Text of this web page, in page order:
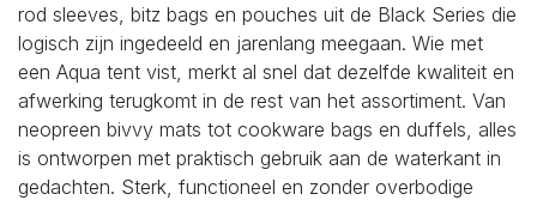
rod sleeves, bitz bags en pouches uit de Black Series die
logisch zijn ingedeeld en jarenlang meegaan. Wie met
een Aqua tent vist, merkt al snel dat dezelfde kwaliteit en
afwerking terugkomt in de rest van het assortiment. Van
neopreen bivvy mats tot cookware bags en duffels, alles
is ontworpen met praktisch gebruik aan de waterkant in
gedachten. Sterk, functioneel en zonder overbodige